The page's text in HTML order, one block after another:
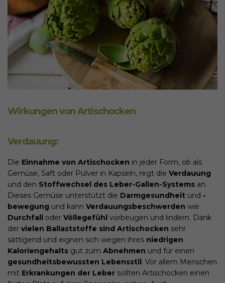
Wirkungen von Artischocken
Verdauung:
Die Einnahme von Artischocken in jeder Form, ob als
Gemüse, Saft oder Pulver in Kapseln, regt die Verdauung
und den Stoffwechsel des Leber-Gallen-Systems an.
Dieses Gemüse unterstützt die Darmgesundheit und -
bewegung und kann Verdauungsbeschwerden wie
Durchfall oder Völlegefühl vorbeugen und lindern. Dank
der vielen Ballaststoffe sind Artischocken sehr
sättigend und eignen sich wegen ihres niedrigen
Kaloriengehalts gut zum Abnehmen und für einen
gesundheitsbewussten Lebensstil. Vor allem Menschen
mit Erkrankungen der Leber sollten Artischocken einen